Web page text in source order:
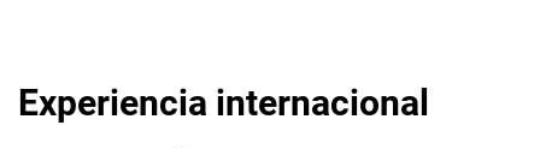
Experiencia internacional